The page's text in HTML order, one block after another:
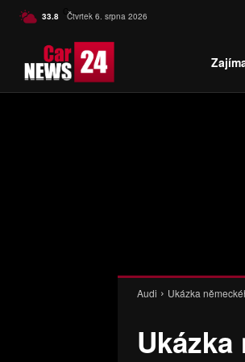
33.8 C Czech
Čtvrtek 6. srpna 2026
Audi Ukázka